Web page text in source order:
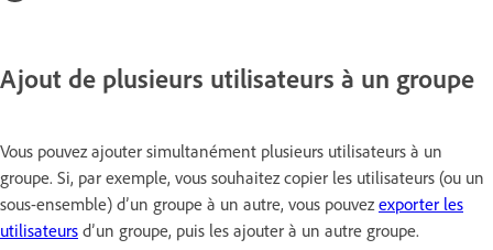
Ajout de plusieurs utilisateurs à un groupe
Vous pouvez ajouter simultanément plusieurs utilisateurs à un
groupe. Si, par exemple, vous souhaitez copier les utilisateurs (ou un
sous-ensemble) d’un groupe à un autre, vous pouvez exporter les
utilisateurs d’un groupe, puis les ajouter à un autre groupe.